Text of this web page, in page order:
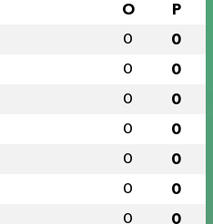
O P
0 0
0 0
0 0
0 0
0 0
0 0
0 0